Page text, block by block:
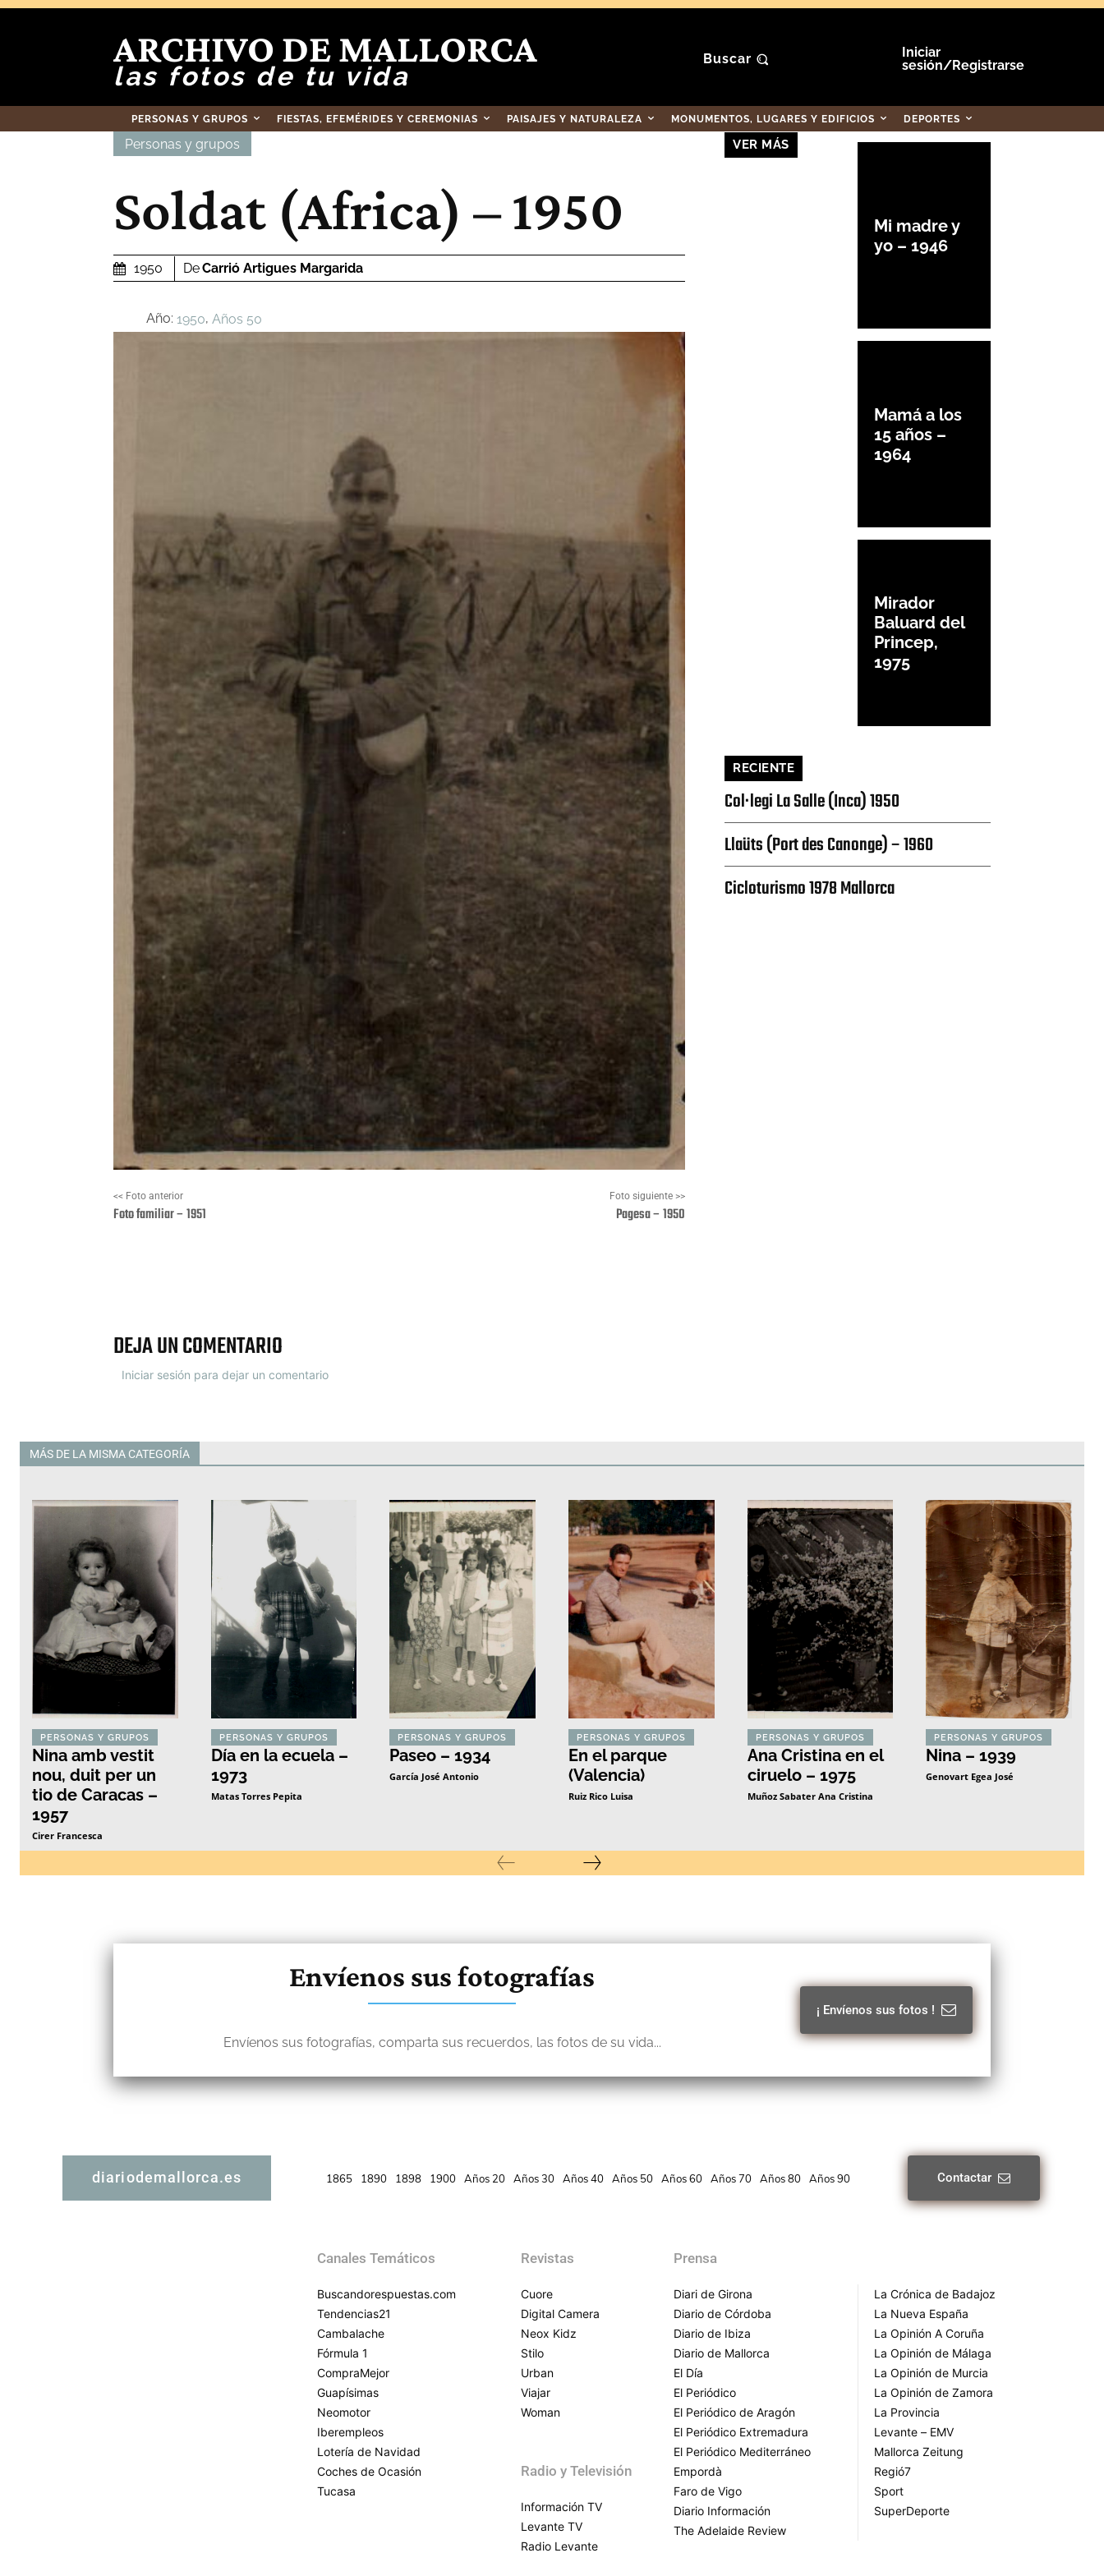
ARCHIVO DE MALLORCA
las fotos de tu vida
Buscar
Iniciar
sesión/Registrarse
PERSONAS Y GRUPOS FIESTAS, EFEMÉRIDES Y CEREMONIAS PAISAJES Y NATURALEZA MONUMENTOS, LUGARES Y EDIFICIOS DEPORTES
Personas y grupos
Soldat (Africa) – 1950
1950 DeCarrió Artigues Margarida
Año: 1950, Años 50
<< Foto anterior
Foto familiar – 1951
Foto siguiente >>
Pagesa – 1950
DEJA UN COMENTARIO
Iniciar sesión para dejar un comentario
VER MÁS
Mi madre y
yo – 1946
Mamá a los
15 años –
1964
Mirador
Baluard del
Princep,
1975
RECIENTE
Col·legi La Salle (Inca) 1950
Llaüts (Port des Canonge) – 1960
Cicloturismo 1978 Mallorca
MÁS DE LA MISMA CATEGORÍA
PERSONAS Y GRUPOS
Nina amb vestit
nou, duit per un
tio de Caracas –
1957
Cirer Francesca
PERSONAS Y GRUPOS
Día en la ecuela –
1973
Matas Torres Pepita
PERSONAS Y GRUPOS
Paseo – 1934
García José Antonio
PERSONAS Y GRUPOS
En el parque
(Valencia)
Ruiz Rico Luisa
PERSONAS Y GRUPOS
Ana Cristina en el
ciruelo – 1975
Muñoz Sabater Ana Cristina
PERSONAS Y GRUPOS
Nina – 1939
Genovart Egea José
Envíenos sus fotografías
Envíenos sus fotografías, comparta sus recuerdos, las fotos de su vida...
¡ Envíenos sus fotos !
diariodemallorca.es 1865 1890 1898 1900 Años 20 Años 30 Años 40 Años 50 Años 60 Años 70 Años 80 Años 90 Contactar
Canales Temáticos
Buscandorespuestas.com
Tendencias21
Cambalache
Fórmula 1
CompraMejor
Guapísimas
Neomotor
Iberempleos
Lotería de Navidad
Coches de Ocasión
Tucasa
Revistas
Cuore
Digital Camera
Neox Kidz
Stilo
Urban
Viajar
Woman
Radio y Televisión
Información TV
Levante TV
Radio Levante
Prensa
Diari de Girona
Diario de Córdoba
Diario de Ibiza
Diario de Mallorca
El Día
El Periódico
El Periódico de Aragón
El Periódico Extremadura
El Periódico Mediterráneo
Empordà
Faro de Vigo
Diario Información
The Adelaide Review
La Crónica de Badajoz
La Nueva España
La Opinión A Coruña
La Opinión de Málaga
La Opinión de Murcia
La Opinión de Zamora
La Provincia
Levante – EMV
Mallorca Zeitung
Regió7
Sport
SuperDeporte